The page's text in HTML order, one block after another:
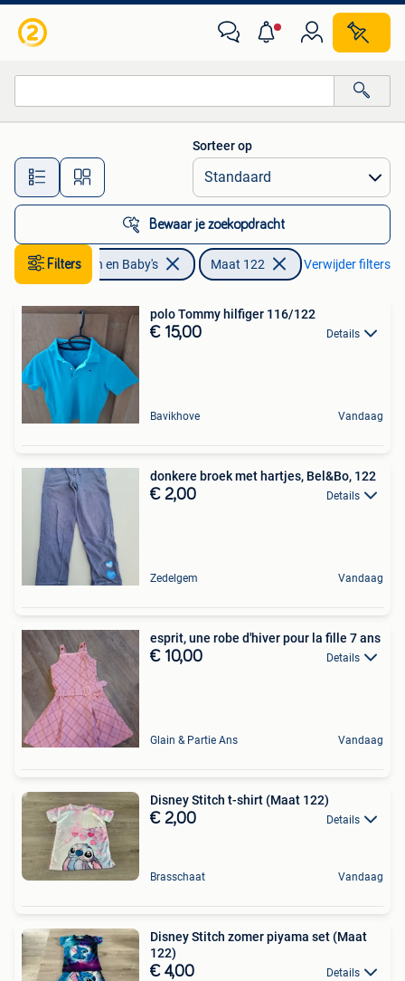
Alle afstanden…
Sorteer op
Bewaar je zoekopdracht
Filters
Kinderen en Baby's Maat 122 Verwijder filters
polo Tommy hilfiger 116/122
€ 15,00 Details
Bavikhove Vandaag
donkere broek met hartjes, Bel&Bo, 122
€ 2,00 Details
Zedelgem Vandaag
esprit, une robe d'hiver pour la fille 7 ans
€ 10,00 Details
Glain & Partie Ans Vandaag
Disney Stitch t-shirt (Maat 122)
€ 2,00 Details
Brasschaat Vandaag
Disney Stitch zomer piyama set (Maat
122)
€ 4,00 Details